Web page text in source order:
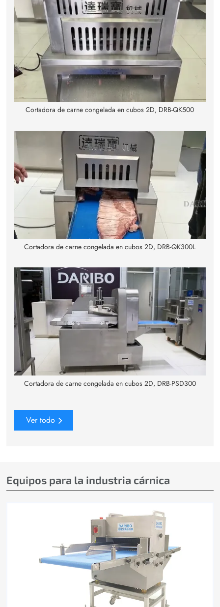
Cortadora de carne congelada en cubos 2D, DRB-QK500
Cortadora de carne congelada en cubos 2D, DRB-QK300L
Cortadora de carne congelada en cubos 2D, DRB-PSD300
Ver todo
Equipos para la industria cárnica